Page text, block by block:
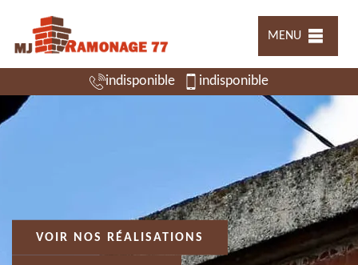
MENU
indisponible indisponible
VOIR NOS RÉALISATIONS